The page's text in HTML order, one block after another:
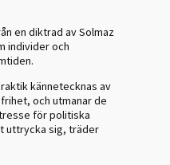
en diktrad av Solmaz
individer och
kännetecknas av
och utmanar de
för politiska
uttrycka sig, träder